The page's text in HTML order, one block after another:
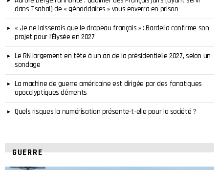
dans Tsahal) de « génocidaires » vous enverra en prison
« Je ne laisserais que le drapeau français » : Bardella confirme son
projet pour l’Élysée en 2027
Le RN largement en tête à un an de la présidentielle 2027, selon un
sondage
La machine de guerre américaine est dirigée par des fanatiques
apocalyptiques déments
Quels risques la numérisation présente-t-elle pour la société ?
GUERRE